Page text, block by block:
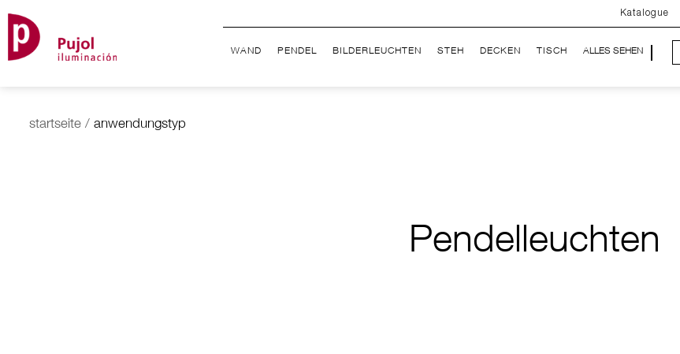
Katalogue
WAND PENDEL BILDERLEUCHTEN STEH DECKEN TISCH ALLES SEHEN
startseite / anwendungstyp
Pendelleuchten